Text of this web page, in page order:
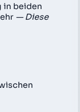
in beiden
— Diese